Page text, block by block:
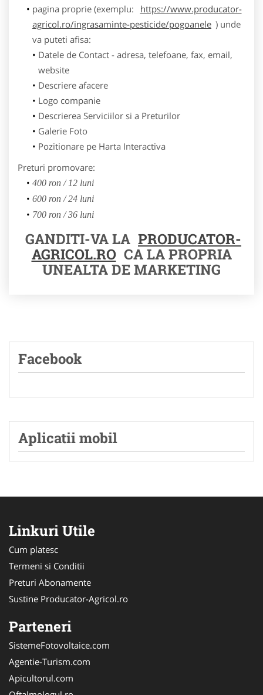
pagina proprie (exemplu:
https://www.producator-
agricol.ro/ingrasaminte-pesticide/pogoanele ) unde
va puteti afisa:
Datele de Contact - adresa, telefoane, fax, email,
website
Descriere afacere
Logo companie
Descrierea Serviciilor si a Preturilor
Galerie Foto
Pozitionare pe Harta Interactiva
Preturi promovare:
400 ron / 12 luni
600 ron / 24 luni
700 ron / 36 luni
GANDITI-VA LA PRODUCATOR-
AGRICOL.RO CA LA PROPRIA
UNEALTA DE MARKETING
Facebook
Aplicatii mobil
Linkuri Utile
Cum platesc
Termeni si Conditii
Preturi Abonamente
Sustine Producator-Agricol.ro
Parteneri
SistemeFotovoltaice.com
Agentie-Turism.com
Apicultorul.com